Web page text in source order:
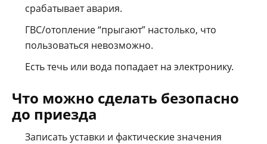
срабатывает авария.
ГВС/отопление “прыгают” настолько, что
пользоваться невозможно.
Есть течь или вода попадает на электронику.
Что можно сделать безопасно
до приезда
Записать уставки и фактические значения